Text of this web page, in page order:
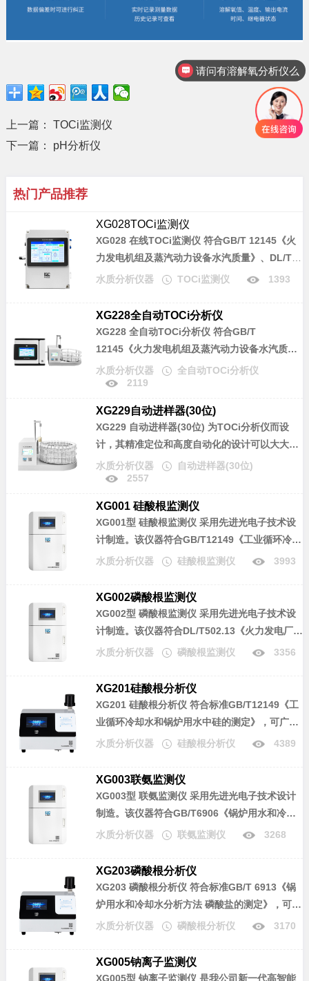
上一篇：
TOCi监测仪
下一篇：
pH分析仪
热门产品推荐
XG028TOCi监测仪
XG028 在线TOCi监测仪符合GB/T 12145《火
力发电机组及蒸汽动力设备水汽质量》、DL/T
1358《火力发电厂水汽分析方法 总有机碳的测
碳离子（TOCi）含量的检测，可以检测TOCi浓
度从0µg/L～1000.0µg/L的水样，仪器具有高灵
敏度、高分析精度、良好的稳定性和重复性等优
水质分析仪器 TOCi监测仪 1393
XG228全自动TOCi分析仪
XG228 全自动TOCi分析仪符合GB/T
12145《火力发电机组及蒸汽动力设备水汽质
量》、DL/T 1358《火力发电厂水汽分析方法 总
有机碳的测定》标准，适用于电力锅炉汽水样中
TOCi浓度从0µg/L～1500.0µg/L的水样，仪器具
有高灵敏度、高分析精度、良好的稳定性和重复
性等优点。
水质分析仪器
全自动TOCi分析仪
2119
XG229自动进样器(30位)
XG229 自动进样器(30位) 为TOCi分析仪而设
计，其精准定位和高度自动化的设计可以大大缩
减检测的人工介入，提高工作效率。
水质分析仪器
自动进样器(30位)
2557
XG001 硅酸根监测仪
XG001型 硅酸根监测仪采用先进光电子技术设
计制造。该仪器符合GB/T12149《工业循环冷却
水和锅炉用水中硅的测定》标准，可广泛应用于
水等行业溶液中硅酸根含量的连续监测。
水质分析仪器 硅酸根监测仪 3993
XG002磷酸根监测仪
XG002型 磷酸根监测仪采用先进光电子技术设
计制造。该仪器符合DL/T502.13《火力发电厂水
汽分析方法-磷酸盐的测定》和GB/T 6913《锅炉
广泛应用于电力、化工、冶金、环保、制药、半
导体和自来水等行业溶液中磷酸盐含量的连续监
测。
水质分析仪器 磷酸根监测仪 3356
XG201硅酸根分析仪
XG201 硅酸根分析仪符合标准GB/T12149《工
业循环冷却水和锅炉用水中硅的测定》，可广泛
应用于电力、化工、冶金、环保、制药、半导体
水质分析仪器 硅酸根分析仪 4389
XG003联氨监测仪
XG003型 联氨监测仪采用先进光电子技术设计
制造。该仪器符合GB/T6906《锅炉用水和冷却
水分析方法联氨的测定》标准，可广泛应用于电
等行业溶液中联氨含量的连续监测。
水质分析仪器 联氨监测仪 3268
XG203磷酸根分析仪
XG203 磷酸根分析仪符合标准GB/T 6913《锅
炉用水和冷却水分析方法 磷酸盐的测定》，可广
泛应用于电力、化工、冶金、环保、制药、半导
水质分析仪器 磷酸根分析仪 3170
XG005钠离子监测仪
XG005型 钠离子监测仪是我公司新一代高智能
请问有溶解氧分析仪么